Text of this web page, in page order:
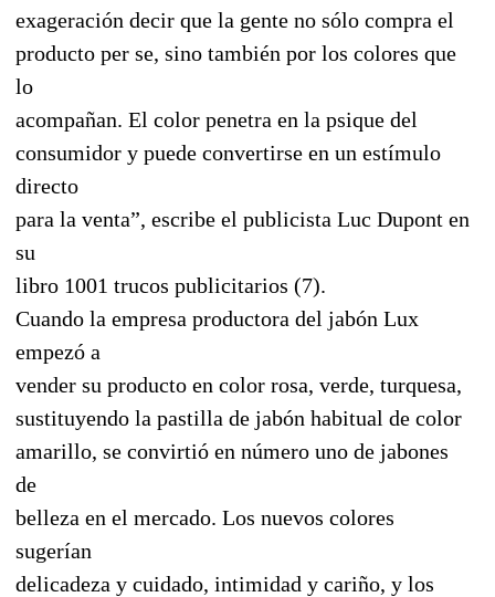
exageración decir que la gente no sólo compra el
producto per se, sino también por los colores que
lo
acompañan. El color penetra en la psique del
consumidor y puede convertirse en un estímulo
directo
para la venta”, escribe el publicista Luc Dupont en
su
libro 1001 trucos publicitarios (7).
Cuando la empresa productora del jabón Lux
empezó a
vender su producto en color rosa, verde, turquesa,
sustituyendo la pastilla de jabón habitual de color
amarillo, se convirtió en número uno de jabones
de
belleza en el mercado. Los nuevos colores
sugerían
delicadeza y cuidado, intimidad y cariño, y los